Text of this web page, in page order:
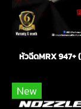
หัวฉีดMRX 947+
New